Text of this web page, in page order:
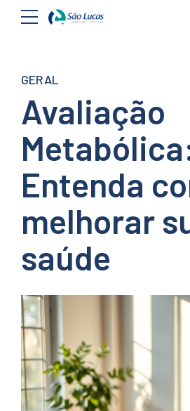
GERAL
Avaliação
Entenda
melhorar
saúde